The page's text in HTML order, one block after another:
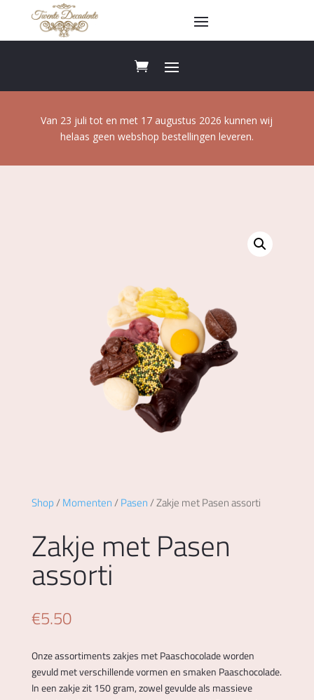
Van 23 juli tot en met 17 augustus 2026 kunnen wij
helaas geen webshop bestellingen leveren.
Shop/Momenten/Pasen/ Zakje met Pasen assorti
Zakje met Pasen
assorti
€5.50
Onze assortiments zakjes met Paaschocolade worden
gevuld met verschillende vormen en smaken Paaschocolade.
In een zakje zit 150 gram, zowel gevulde als massieve